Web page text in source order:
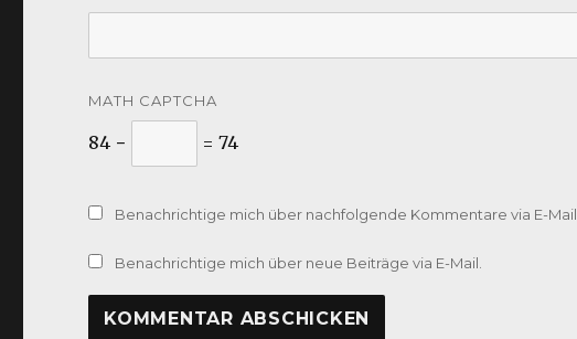
MATH CAPTCHA
84 − = 74
Benachrichtige mich über nachfolgende Kommentare via E-Mail.
Benachrichtige mich über neue Beiträge via E-Mail.